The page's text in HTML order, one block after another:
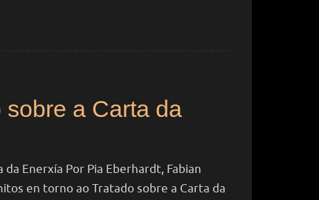
a Carta da
Enerxía Por Pia Eberhardt, Fabian
en torno ao Tratado sobre a Carta da